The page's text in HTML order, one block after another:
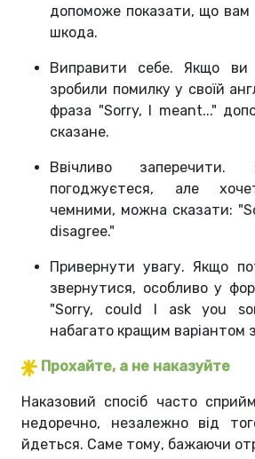
допоможе показати, що вам
шкода.
Виправити себе. Якщо ви
зробили помилку у своїй
фраза "Sorry, I meant..."
сказане.
Ввічливо
погоджуєтеся, але
чемними, можна сказати:
disagree."
Привернути увагу. Якщо
звернутися, особливо у
"Sorry, could I ask you
набагато кращим варіантом
Прохайте, а не наказуйте
Наказовий спосіб часто
недоречно, незалежно від
йдеться. Саме тому, бажаючи